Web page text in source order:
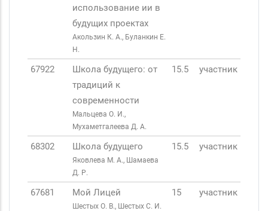
использование ии в
будущих проектах
Акользин К. А., Буланкин Е.
Н.
67922
Школа будущего: от
традиций к
современности
Мальцева О. И.,
Мухаметгалеева Д. А.
15.5 участник
68302 Школа будущего
Яковлева М. А., Шамаева
Д. Р.
15.5 участник
67681 Мой Лицей
Шестых О. В., Шестых С. И.
15 участник